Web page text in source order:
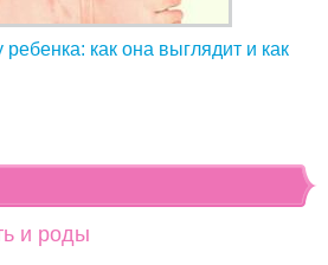
как она выглядит и как
и роды